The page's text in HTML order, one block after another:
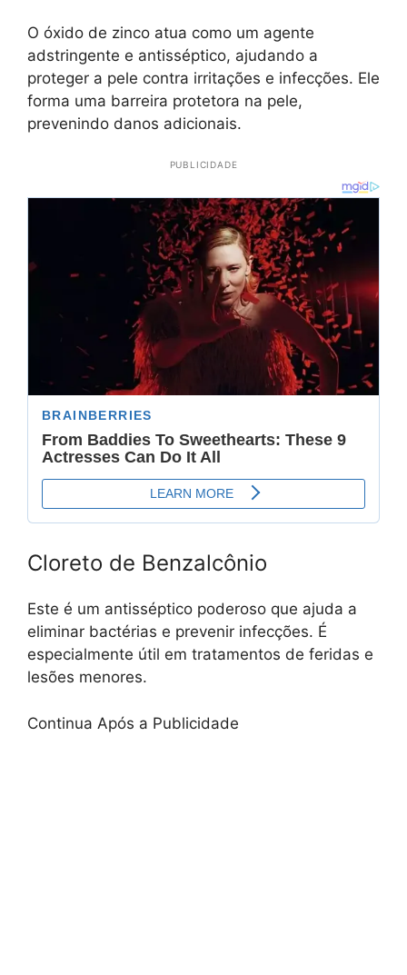
O óxido de zinco atua como um agente
adstringente e antisséptico, ajudando a
proteger a pele contra irritações e infecções. Ele
forma uma barreira protetora na pele,
prevenindo danos adicionais.
PUBLICIDADE
Cloreto de Benzalcônio
Este é um antisséptico poderoso que ajuda a
eliminar bactérias e prevenir infecções. É
especialmente útil em tratamentos de feridas e
lesões menores.
Continua Após a Publicidade